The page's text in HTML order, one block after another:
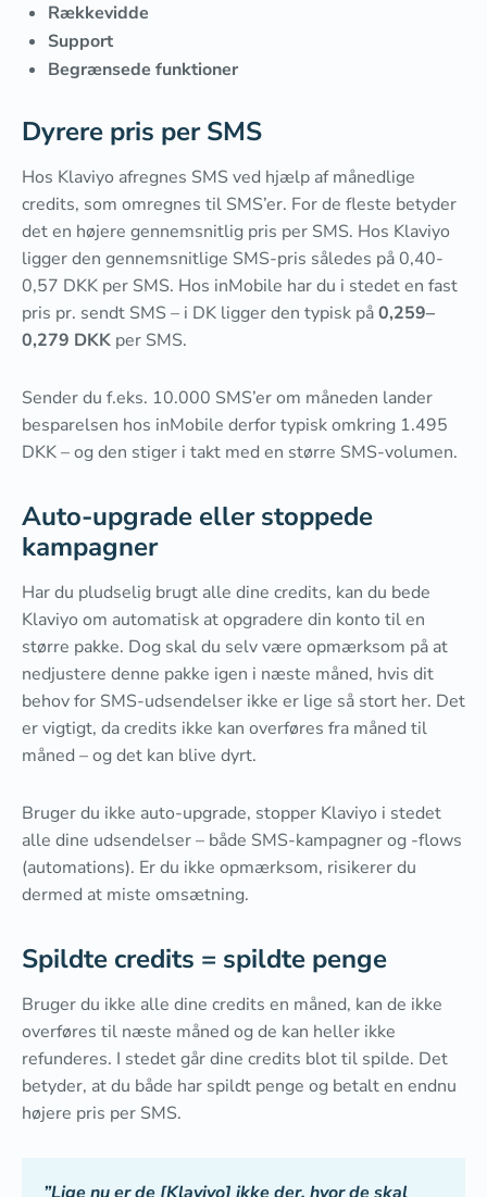
Rækkevidde
Support
Begrænsede funktioner
Dyrere pris per SMS
Hos Klaviyo afregnes SMS ved hjælp af månedlige
credits, som omregnes til SMS’er. For de fleste betyder
det en højere gennemsnitlig pris per SMS. Hos Klaviyo
ligger den gennemsnitlige SMS-pris således på 0,40-
0,57 DKK per SMS. Hos inMobile har du i stedet en fast
pris pr. sendt SMS – i DK ligger den typisk på0,259–
0,279 DKK per SMS.
Sender du f.eks. 10.000 SMS’er om måneden lander
besparelsen hos inMobile derfor typisk omkring 1.495
DKK – og den stiger i takt med en større SMS-volumen.
Auto-upgrade eller stoppede
kampagner
Har du pludselig brugt alle dine credits, kan du bede
Klaviyo om automatisk at opgradere din konto til en
større pakke. Dog skal du selv være opmærksom på at
nedjustere denne pakke igen i næste måned, hvis dit
behov for SMS-udsendelser ikke er lige så stort her. Det
er vigtigt, da credits ikke kan overføres fra måned til
måned – og det kan blive dyrt.
Bruger du ikke auto-upgrade, stopper Klaviyo i stedet
alle dine udsendelser – både SMS-kampagner og -flows
(automations). Er du ikke opmærksom, risikerer du
dermed at miste omsætning.
Spildte credits = spildte penge
Bruger du ikke alle dine credits en måned, kan de ikke
overføres til næste måned og de kan heller ikke
refunderes. I stedet går dine credits blot til spilde. Det
betyder, at du både har spildt penge og betalt en endnu
højere pris per SMS.